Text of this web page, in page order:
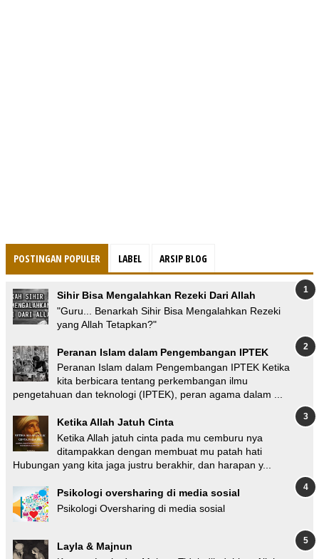
POSTINGAN POPULER LABEL ARSIP BLOG
Sihir Bisa Mengalahkan Rezeki Dari Allah
"Guru... Benarkah Sihir Bisa Mengalahkan Rezeki
yang Allah Tetapkan?"
Peranan Islam dalam Pengembangan IPTEK
Peranan Islam dalam Pengembangan IPTEK Ketika
kita berbicara tentang perkembangan ilmu
pengetahuan dan teknologi (IPTEK), peran agama dalam ...
Ketika Allah Jatuh Cinta
Ketika Allah jatuh cinta pada mu cemburu nya
ditampakkan dengan membuat mu patah hati
Hubungan yang kita jaga justru berakhir, dan harapan y...
Psikologi oversharing di media sosial
Psikologi Oversharing di media sosial
Layla & Majnun